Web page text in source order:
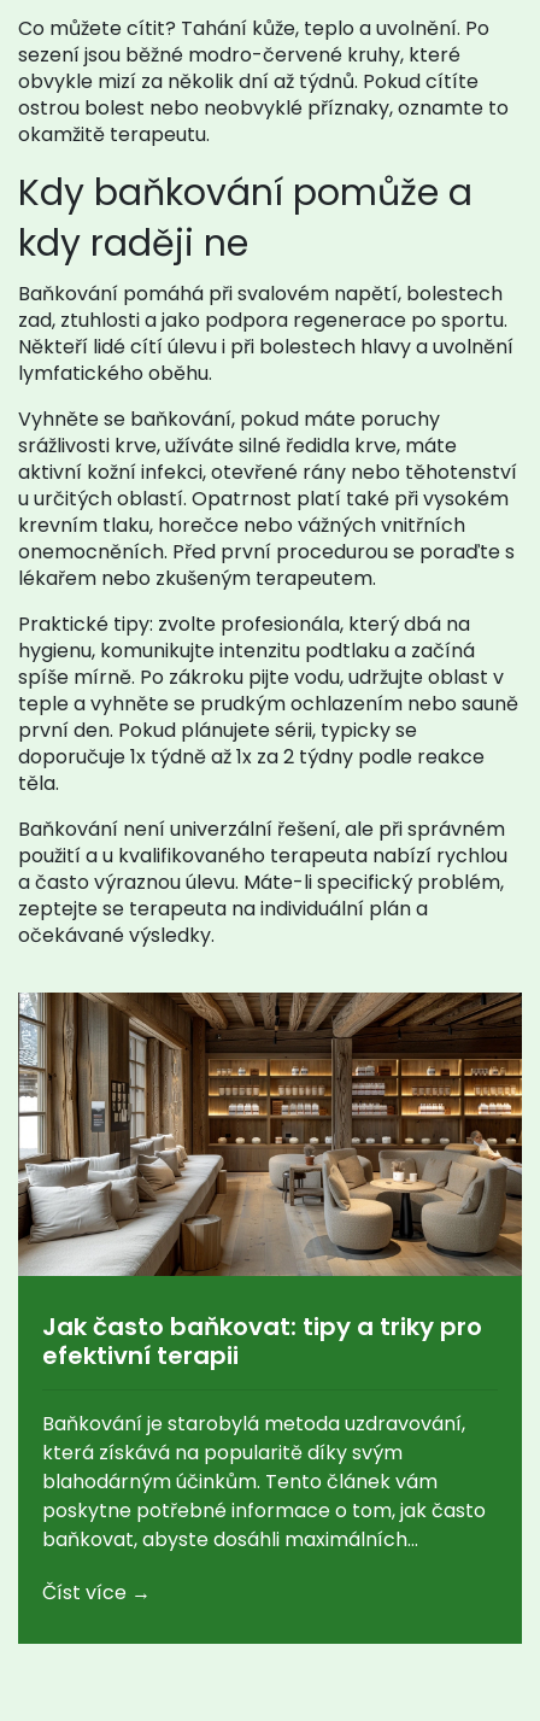
Co můžete cítit? Tahání kůže, teplo a uvolnění. Po
sezení jsou běžné modro-červené kruhy, které
obvykle mizí za několik dní až týdnů. Pokud cítíte
ostrou bolest nebo neobvyklé příznaky, oznamte to
okamžitě terapeutu.
Kdy baňkování pomůže a
kdy raději ne
Baňkování pomáhá při svalovém napětí, bolestech
zad, ztuhlosti a jako podpora regenerace po sportu.
Někteří lidé cítí úlevu i při bolestech hlavy a uvolnění
lymfatického oběhu.
Vyhněte se baňkování, pokud máte poruchy
srážlivosti krve, užíváte silné ředidla krve, máte
aktivní kožní infekci, otevřené rány nebo těhotenství
u určitých oblastí. Opatrnost platí také při vysokém
krevním tlaku, horečce nebo vážných vnitřních
onemocněních. Před první procedurou se poraďte s
lékařem nebo zkušeným terapeutem.
Praktické tipy: zvolte profesionála, který dbá na
hygienu, komunikujte intenzitu podtlaku a začíná
spíše mírně. Po zákroku pijte vodu, udržujte oblast v
teple a vyhněte se prudkým ochlazením nebo sauně
první den. Pokud plánujete sérii, typicky se
doporučuje 1x týdně až 1x za 2 týdny podle reakce
těla.
Baňkování není univerzální řešení, ale při správném
použití a u kvalifikovaného terapeuta nabízí rychlou
a často výraznou úlevu. Máte-li specifický problém,
zeptejte se terapeuta na individuální plán a
očekávané výsledky.
Jak často baňkovat: tipy a triky pro
efektivní terapii
Baňkování je starobylá metoda uzdravování,
která získává na popularitě díky svým
blahodárným účinkům. Tento článek vám
poskytne potřebné informace o tom, jak často
baňkovat, abyste dosáhli maximálních
zajímavé fakta, která vám pomohou využít
Číst více →